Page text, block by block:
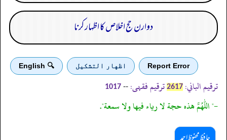
دوارن حج اخلاص کا اظہار کرنا
Report Error اظهار التشكيل 🔍 English
ترقیم الباني: 2617 ترقیم فقہی: --
1017
-" اللهم هذه حجة لا رياء فيها ولا سمعة".